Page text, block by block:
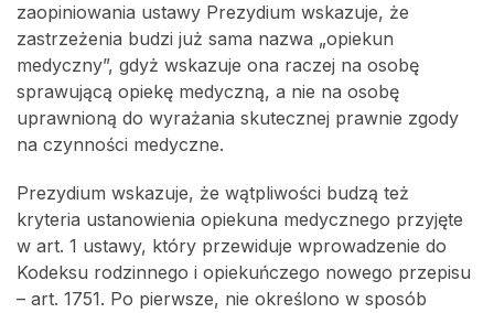
zaopiniowania ustawy Prezydium wskazuje, że
zastrzeżenia budzi już sama nazwa „opiekun
medyczny”, gdyż wskazuje ona raczej na osobę
sprawującą opiekę medyczną, a nie na osobę
uprawnioną do wyrażania skutecznej prawnie zgody
na czynności medyczne.
Prezydium wskazuje, że wątpliwości budzą też
kryteria ustanowienia opiekuna medycznego przyjęte
w art. 1 ustawy, który przewiduje wprowadzenie do
Kodeksu rodzinnego i opiekuńczego nowego przepisu
– art. 1751. Po pierwsze, nie określono w sposób